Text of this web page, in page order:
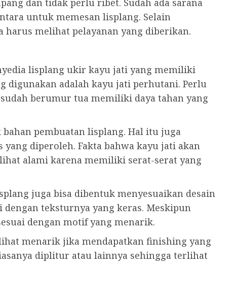
untuk memesan lisplang. Selain
melihat pelayanan yang diberikan.
lisplang ukir kayu jati yang memiliki
digunakan adalah kayu jati perhutani. Perlu
berumur tua memiliki daya tahan yang
pembuatan lisplang. Hal itu juga
diperoleh. Fakta bahwa kayu jati akan
alami karena memiliki serat-serat yang
juga bisa dibentuk menyesuaikan desain
teksturnya yang keras. Meskipun
dengan motif yang menarik.
menarik jika mendapatkan finishing yang
diplitur atau lainnya sehingga terlihat